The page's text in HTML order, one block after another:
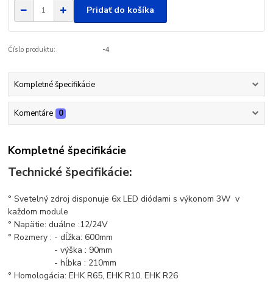
Pridať do košíka
Číslo produktu: -4
Kompletné špecifikácie
Komentáre 0
Kompletné špecifikácie
Technické špecifikácie:
° Svetelný zdroj disponuje 6x LED diódami s výkonom 3W v
každom module
° Napätie: duálne :12/24V
° Rozmery : - dĺžka: 600mm
- výška : 90mm
- hĺbka : 210mm
° Homologácia: EHK R65, EHK R10, EHK R26